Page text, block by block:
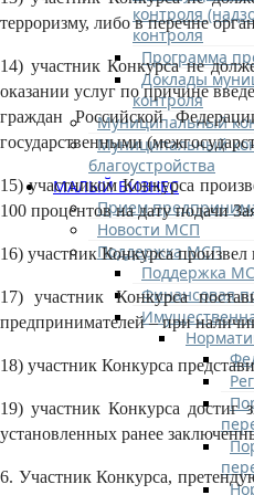
контроля
контроля
Программа
Доклады
контроля
Муниципальный
Муниципальный
благоустройства
МАЛЫЙ БИЗНЕС
Прием
Новости МСП
Поддержка МСП
Поддержка
Финансовая
терроризму, либо в перечне
14) участник Конкурса не
оказании услуг по причине
граждан Российской
государственными
15) участником Конкурса
100 процентов на дату подачи
16) участник Конкурса
17) участник Конкурса
предпринимателей – при
18) участник Конкурса
19) участник Конкурса достиг
установленных ранее
6. Участник Конкурса,